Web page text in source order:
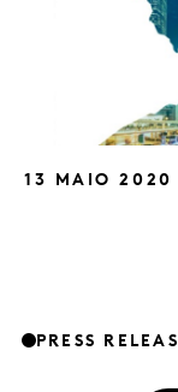
13 MAIO 2020
PRESS